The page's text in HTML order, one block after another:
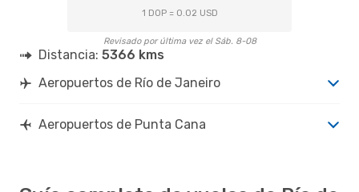
1 DOP = 0.02 USD
Revisado por última vez el Sáb. 8-08
Distancia: 5366 kms
Aeropuertos de Río de Janeiro
Aeropuertos de Punta Cana